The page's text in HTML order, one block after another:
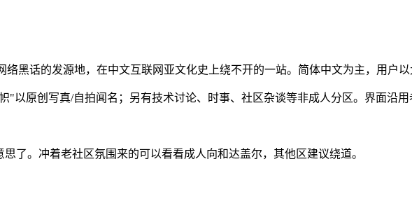
黑话的发源地，在中文互联网亚文化史上绕不开的一站。简体中文为主，用户以
以原创写真/自拍闻名；另有技术讨论、时事、社区杂谈等非成人分区。界面沿用
了。冲着老社区氛围来的可以看看成人向和达盖尔，其他区建议绕道。